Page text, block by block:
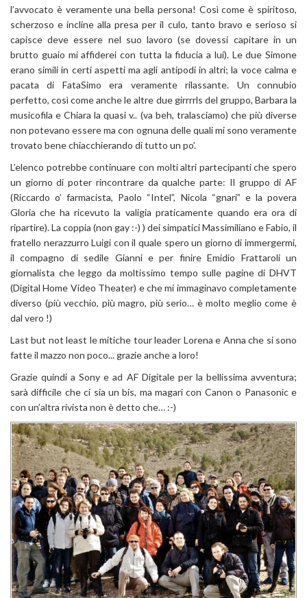
l’avvocato è veramente una bella persona! Così come è spiritoso,
scherzoso e incline alla presa per il culo, tanto bravo e serioso si
capisce deve essere nel suo lavoro (se dovessi capitare in un
brutto guaio mi affiderei con tutta la fiducia a lui). Le due Simone
erano simili in certi aspetti ma agli antipodi in altri; la voce calma e
pacata di FataSimo era veramente rilassante. Un connubio
perfetto, così come anche le altre due girrrrls del gruppo, Barbara la
musicofila e Chiara la quasi v.. (va beh, tralasciamo) che più diverse
non potevano essere ma con ognuna delle quali mi sono veramente
trovato bene chiacchierando di tutto un po’.
L’elenco potrebbe continuare con molti altri partecipanti che spero
un giorno di poter rincontrare da qualche parte: Il gruppo di AF
(Riccardo o’ farmacista, Paolo “Intel”, Nicola “gnari” e la povera
Gloria che ha ricevuto la valigia praticamente quando era ora di
ripartire). La coppia (non gay :-) ) dei simpatici Massimiliano e Fabio, il
fratello nerazzurro Luigi con il quale spero un giorno di immergermi,
il compagno di sedile Gianni e per finire Emidio Frattaroli un
giornalista che leggo da moltissimo tempo sulle pagine di DHVT
(Digital Home Video Theater) e che mi immaginavo completamente
diverso (più vecchio, più magro, più serio… è molto meglio come è
dal vero !)
Last but not least le mitiche tour leader Lorena e Anna che si sono
fatte il mazzo non poco... grazie anche a loro!
Grazie quindi a Sony e ad AF Digitale per la bellissima avventura;
sarà difficile che ci sia un bis, ma magari con Canon o Panasonic e
con un’altra rivista non è detto che… :-)